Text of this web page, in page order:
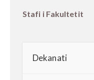
Stafi i Fakultetit
Dekanati